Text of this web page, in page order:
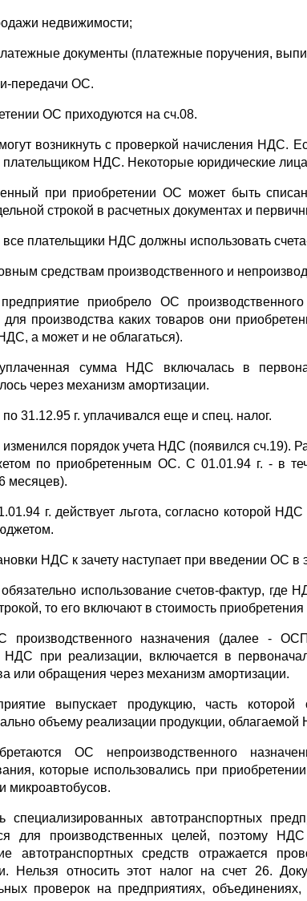
недвижимости;
документы (платежные поручения,
передачи ОС.
ОС приходуются на сч.08.
возникнуть с проверкой начисления НДС.
плательщиком НДС. Некоторые юридические
при приобретении ОС может быть
строкой в расчетных документах и
все плательщики НДС должны использовать
средствам производственного и
приобрело ОС
для производства каких товаров они
а может и не облагаться).
сумма НДС включалась в
через механизм амортизации.
31.12.95 г. уплачивался еще и спец. налог.
изменился порядок учета НДС (появился сч.19).
по приобретенным ОС. С 01.01.94 г. - в
месяцев).
г. действует льгота, согласно которой
НДС к зачету наступает при введении ОС в
использование счетов-фактур,
то его включают в стоимость
назначения (далее -
НДС при реализации, включается в
или обращения через механизм амортизации.
выпускает продукцию, часть
объему реализации продукции, облагаемой
ОС непроизводственного
которые использовались при
микроавтобусов.
специализированных автотранспортных
для производственных целей, поэтому
автотранспортных средств отражается
Нельзя относить этот налог на счет 26.
проверок на предприятиях,